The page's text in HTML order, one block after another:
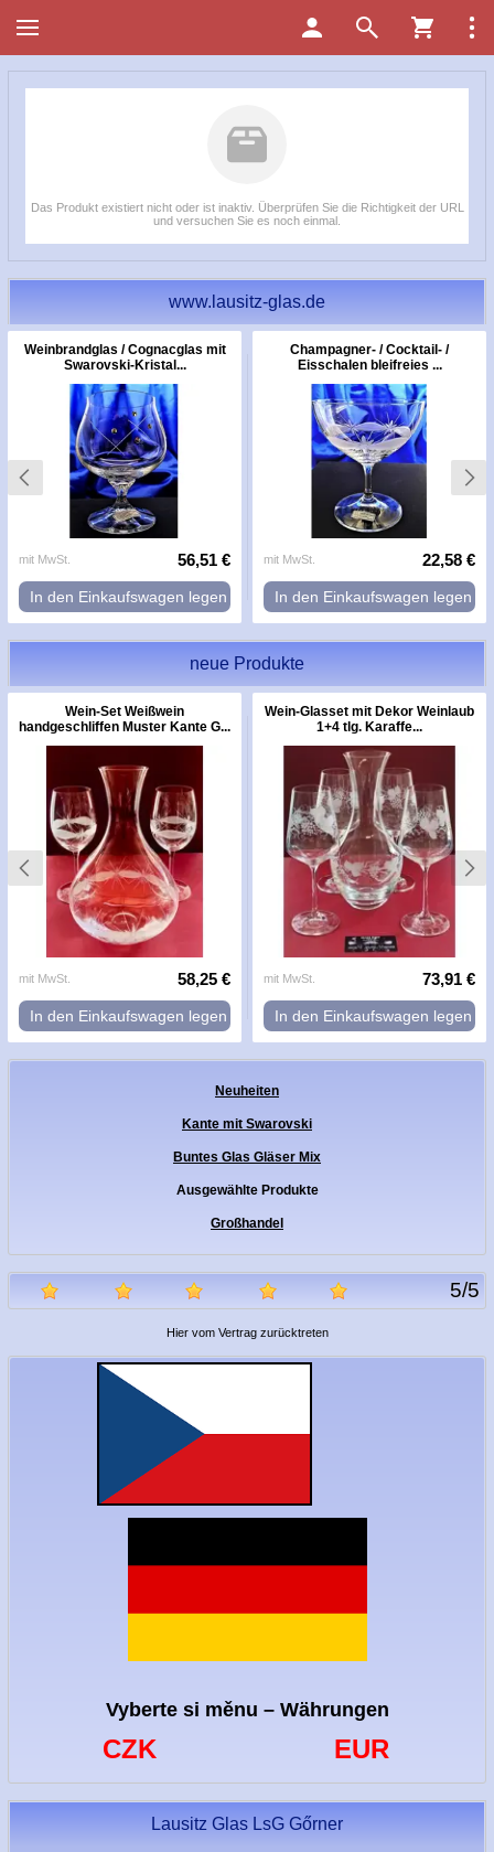
Neuheiten
Kante mit Swarovski
Buntes Glas Gläser Mix
Ausgewählte Produkte
Großhandel
5/5
Hier vom Vertrag zurücktreten
Vyberte si měnu – Währungen
CZK EUR
Lausitz Glas LsG Gőrner
Das Produkt existiert nicht oder ist inaktiv. Überprüfen Sie die Richtigkeit der URL
und versuchen Sie es noch einmal.
www.lausitz-glas.de
Weinbrandglas / Cognacglas mit
Swarovski-Kristal...
mit MwSt. 56,51 €
In den Einkaufswagen legen
Champagner- / Cocktail- /
Eisschalen bleifreies ...
mit MwSt. 22,58 €
In den Einkaufswagen legen
neue Produkte
Wein-Set Weißwein
handgeschliffen Muster Kante G...
mit MwSt. 58,25 €
In den Einkaufswagen legen
Wein-Glasset mit Dekor Weinlaub
1+4 tlg. Karaffe...
mit MwSt. 73,91 €
In den Einkaufswagen legen